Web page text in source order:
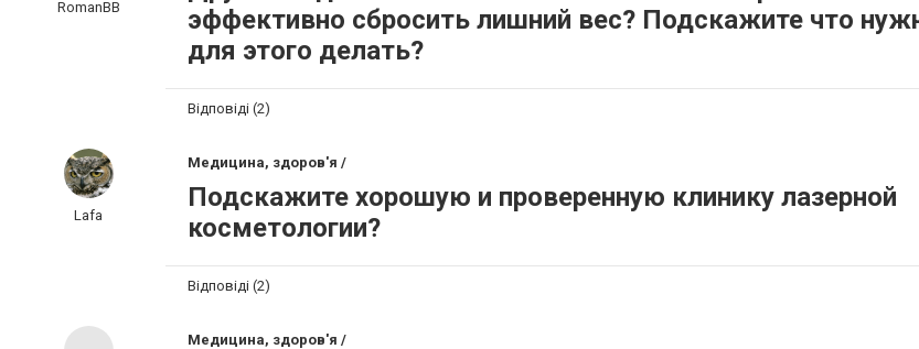
RomanBB
эффективно сбросить лишний вес? Подскажите что
для этого делать?
Відповіді (2)
Lafa
Медицина, здоров'я /
Подскажите хорошую и проверенную клинику лазерной
косметологии?
Відповіді (2)
Медицина, здоров'я /